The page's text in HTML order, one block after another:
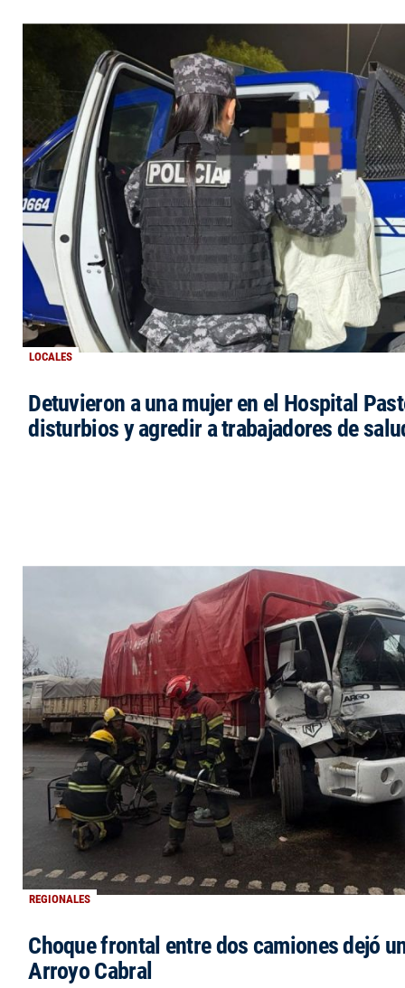
LOCALES
Detuvieron a una mujer en el Hospital
disturbios y agredir a trabajadores de
REGIONALES
Choque frontal entre dos camiones dejó
Arroyo Cabral